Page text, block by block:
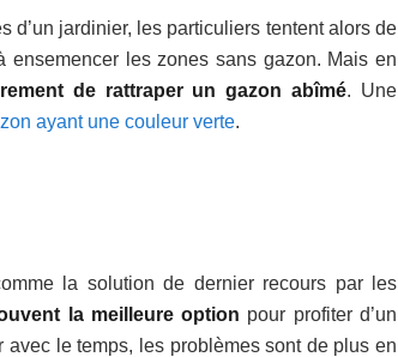
d’un jardinier, les particuliers tentent alors de
les zones sans gazon. Mais en
de rattraper un gazon abîmé. Une
ayant une couleur verte.
la solution de dernier recours par les
la meilleure option pour profiter d’un
avec le temps, les problèmes sont de plus en